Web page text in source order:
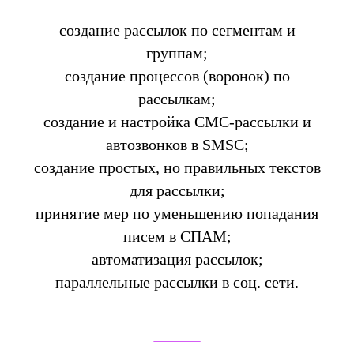
создание рассылок по сегментам и
группам;
создание процессов (воронок) по
рассылкам;
создание и настройка СМС-рассылки и
автозвонков в SMSC;
создание простых, но правильных текстов
для рассылки;
принятие мер по уменьшению попадания
писем в СПАМ;
автоматизация рассылок;
параллельные рассылки в соц. сети.